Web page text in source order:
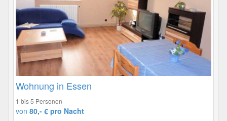
Wohnung in Essen
1 bis 5 Personen
von 80,- € pro Nacht